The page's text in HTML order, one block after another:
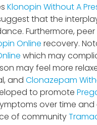
Klonopin Without A
that the
Furthermore,
Online recovery.
which may
may feel more
and Clonazepam
to promote
over time
of community